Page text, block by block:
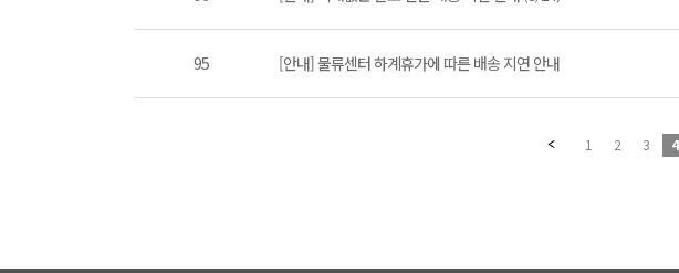
95 [안내] 물류센터 하계휴가에 따른 배송 지연 안내
1 2 3 4